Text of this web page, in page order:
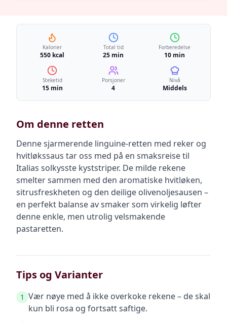
Kalorier
550 kcal
Total tid
25 min
Forberedelse
10 min
Steketid
15 min
Porsjoner
4
Nivå
Middels
Om denne retten
Denne sjarmerende linguine-retten med reker og
hvitløkssaus tar oss med på en smaksreise til
Italias solkysste kyststriper. De milde rekene
smelter sammen med den aromatiske hvitløken,
sitrusfreskheten og den deilige olivenoljesausen –
en perfekt balanse av smaker som virkelig løfter
denne enkle, men utrolig velsmakende
pastaretten.
Tips og Varianter
1 Vær nøye med å ikke overkoke rekene – de skal
kun bli rosa og fortsatt saftige.